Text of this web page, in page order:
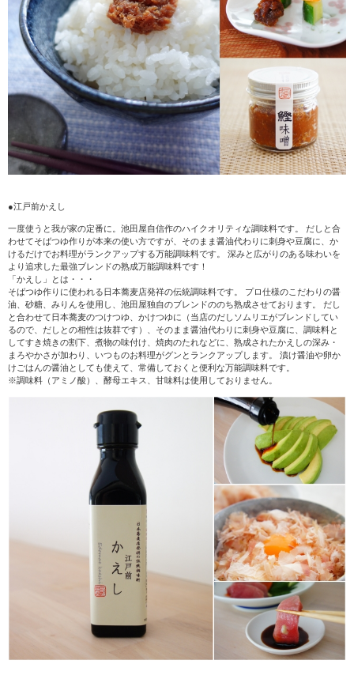
●江戸前かえし
一度使うと我が家の定番に。池田屋自信作のハイクオリティな調味料です。 だしと合
わせてそばつゆ作りが本来の使い方ですが、そのまま醤油代わりに刺身や豆腐に、か
けるだけでお料理がランクアップする万能調味料です。 深みと広がりのある味わいを
より追求した最強ブレンドの熟成万能調味料です！
「かえし」とは・・・
そばつゆ作りに使われる日本蕎麦店発祥の伝統調味料です。 プロ仕様のこだわりの醤
油、砂糖、みりんを使用し、池田屋独自のブレンドののち熟成させております。 だし
と合わせて日本蕎麦のつけつゆ、かけつゆに（当店のだしソムリエがブレンドしてい
るので、だしとの相性は抜群です）、そのまま醤油代わりに刺身や豆腐に、調味料と
してすき焼きの割下、煮物の味付け、焼肉のたれなどに、熟成されたかえしの深み・
まろやかさが加わり、いつものお料理がグンとランクアップします。 漬け醤油や卵か
けごはんの醤油としても使えて、常備しておくと便利な万能調味料です。
※調味料（アミノ酸）、酵母エキス、甘味料は使用しておりません。